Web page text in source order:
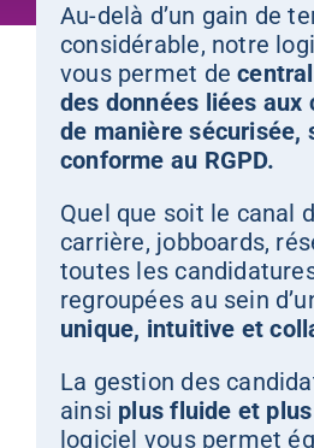
Au-delà d’un gain de
considérable, notre
vous permet de
des données liées aux
de manière sécurisée,
conforme au RGPD.
Quel que soit le canal
carrière, jobboards,
toutes les
regroupées au sein
unique, intuitive et
La gestion des
ainsi plus fluide et
logiciel vous permet